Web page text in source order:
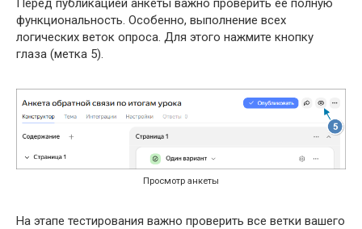
Перед публикацией анкеты важно проверить ее полную
функциональность. Особенно, выполнение всех
логических веток опроса. Для этого нажмите кнопку
глаза (метка 5).
Просмотр анкеты
На этапе тестирования важно проверить все ветки вашего